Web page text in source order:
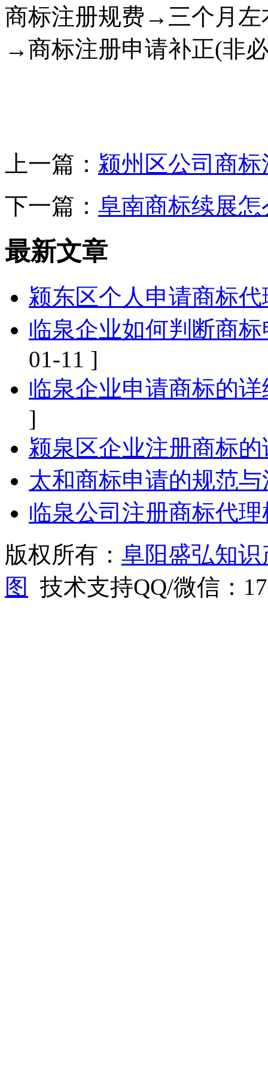
商标注册规费→三个月左
→商标注册申请补正(非
上一篇： 颍州区公司商
下一篇： 阜南商标续展
最新文章
颍东区个人申请商标
临泉企业如何判断商
01-11 ]
临泉企业申请商标的
]
颍泉区企业注册商标
太和商标申请的规范
临泉公司注册商标代
版权所有： 阜阳盛弘知
图
技术支持QQ/微信：